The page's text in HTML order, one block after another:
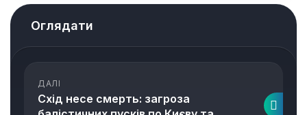
Оглядати
ДАЛІ
Схід несе смерть: загроза